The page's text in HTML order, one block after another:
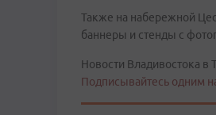
Также на набережной
баннеры и стенды с
Новости Владивостока в
Подписывайтесь одним